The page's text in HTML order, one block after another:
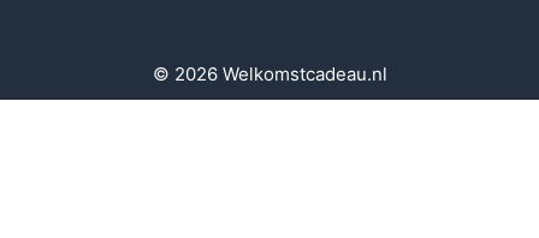
© 2026 Welkomstcadeau.nl